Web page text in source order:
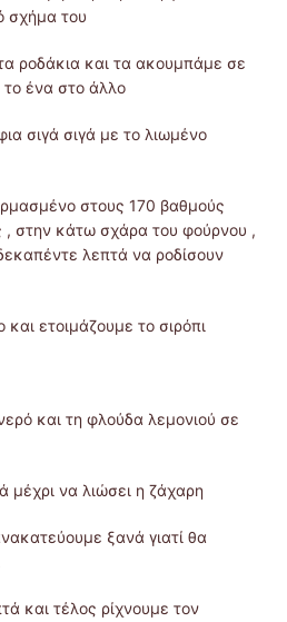
σχήμα του
ροδάκια και τα ακουμπάμε σε
ένα στο άλλο
σιγά σιγά με το λιωμένο
στους 170 βαθμούς
, στην κάτω σχάρα του φούρνου ,
λεπτά να ροδίσουν
ετοιμάζουμε το σιρόπι
και τη φλούδα λεμονιού σε
μέχρι να λιώσει η ζάχαρη
ξανά γιατί θα
και τέλος ρίχνουμε τον